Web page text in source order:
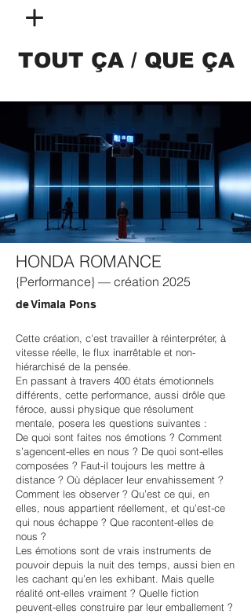
TOUT ÇA / QUE ÇA
HONDA ROMANCE
{Performance} — création 2025
de Vimala Pons
Cette création, c'est travailler à réinterpréter, à
vitesse réelle, le flux inarrêtable et non-
hiérarchisé de la pensée.
En passant à travers 400 états émotionnels
différents, cette performance, aussi drôle que
féroce, aussi physique que résolument
mentale, posera les questions suivantes :
De quoi sont faites nos émotions ? Comment
s’agencent-elles en nous ? De quoi sont-elles
composées ? Faut-il toujours les mettre à
distance ? Où déplacer leur envahissement ?
Comment les observer ? Qu’est ce qui, en
elles, nous appartient réellement, et qu’est-ce
qui nous échappe ? Que racontent-elles de
nous ?
Les émotions sont de vrais instruments de
pouvoir depuis la nuit des temps, aussi bien en
les cachant qu’en les exhibant. Mais quelle
réalité ont-elles vraiment ? Quelle fiction
peuvent-elles construire par leur emballement ?